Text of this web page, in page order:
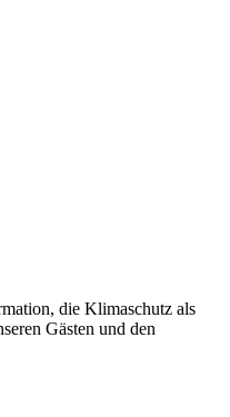
die Klimaschutz als
Gästen und den